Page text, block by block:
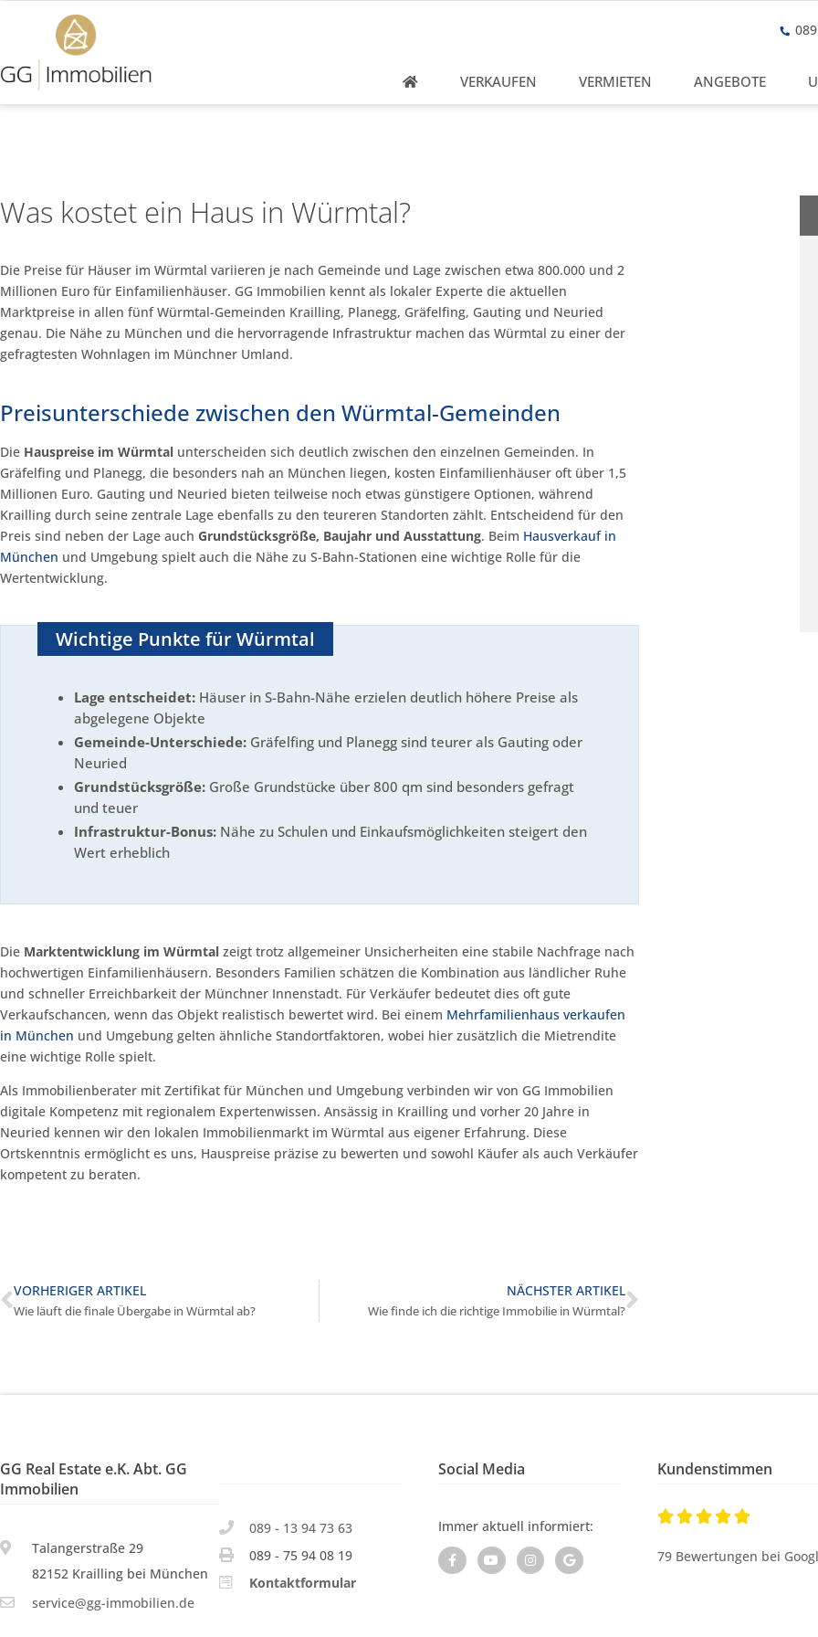
GG Real Estate e.K. Abt. GG
Immobilien
Talangerstraße 29
82152 Krailling bei München
service@gg-immobilien.de
089 - 13 94 73 63
089 - 75 94 08 19
Kontaktformular
Social Media
Immer aktuell informiert:
Kundenstimmen

79 Bewertungen bei
VERKAUFEN VERMIETEN ANGEBOTE
Was kostet ein Haus in Würmtal?
Die Preise für Häuser im Würmtal variieren je nach Gemeinde und Lage zwischen etwa 800.000 und 2
Millionen Euro für Einfamilienhäuser. GG Immobilien kennt als lokaler Experte die aktuellen
Marktpreise in allen fünf Würmtal-Gemeinden Krailling, Planegg, Gräfelfing, Gauting und Neuried
genau. Die Nähe zu München und die hervorragende Infrastruktur machen das Würmtal zu einer der
gefragtesten Wohnlagen im Münchner Umland.
Preisunterschiede zwischen den Würmtal-Gemeinden
Die Hauspreise im Würmtal unterscheiden sich deutlich zwischen den einzelnen Gemeinden. In
Gräfelfing und Planegg, die besonders nah an München liegen, kosten Einfamilienhäuser oft über 1,5
Millionen Euro. Gauting und Neuried bieten teilweise noch etwas günstigere Optionen, während
Krailling durch seine zentrale Lage ebenfalls zu den teureren Standorten zählt. Entscheidend für den
Preis sind neben der Lage auch Grundstücksgröße, Baujahr und Ausstattung. Beim Hausverkauf in
München und Umgebung spielt auch die Nähe zu S-Bahn-Stationen eine wichtige Rolle für die
Wertentwicklung.
Wichtige Punkte für Würmtal
Lage entscheidet: Häuser in S-Bahn-Nähe erzielen deutlich höhere Preise als
abgelegene Objekte
Gemeinde-Unterschiede: Gräfelfing und Planegg sind teurer als Gauting oder
Neuried
Grundstücksgröße: Große Grundstücke über 800 qm sind besonders gefragt
und teuer
Infrastruktur-Bonus: Nähe zu Schulen und Einkaufsmöglichkeiten steigert den
Wert erheblich
Die Marktentwicklung im Würmtal zeigt trotz allgemeiner Unsicherheiten eine stabile Nachfrage nach
hochwertigen Einfamilienhäusern. Besonders Familien schätzen die Kombination aus ländlicher Ruhe
und schneller Erreichbarkeit der Münchner Innenstadt. Für Verkäufer bedeutet dies oft gute
Verkaufschancen, wenn das Objekt realistisch bewertet wird. Bei einem Mehrfamilienhaus verkaufen
in München und Umgebung gelten ähnliche Standortfaktoren, wobei hier zusätzlich die Mietrendite
eine wichtige Rolle spielt.
Als Immobilienberater mit Zertifikat für München und Umgebung verbinden wir von GG Immobilien
digitale Kompetenz mit regionalem Expertenwissen. Ansässig in Krailling und vorher 20 Jahre in
Neuried kennen wir den lokalen Immobilienmarkt im Würmtal aus eigener Erfahrung. Diese
Ortskenntnis ermöglicht es uns, Hauspreise präzise zu bewerten und sowohl Käufer als auch Verkäufer
kompetent zu beraten.
VORHERIGER ARTIKEL
Wie läuft die finale Übergabe in Würmtal ab?
NÄCHSTER ARTIKEL
Wie finde ich die richtige Immobilie in Würmtal?